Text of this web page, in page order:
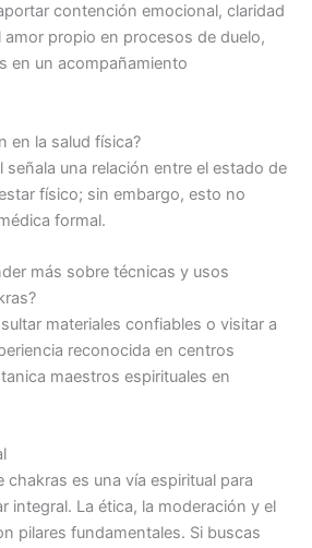
contención emocional, claridad
amor propio en procesos de duelo,
en un acompañamiento
en la salud física?
señala una relación entre el estado de
físico; sin embargo, esto no
formal.
más sobre técnicas y usos
materiales confiables o visitar a
reconocida en centros
maestros espirituales en
chakras es una vía espiritual para
integral. La ética, la moderación y el
pilares fundamentales. Si buscas